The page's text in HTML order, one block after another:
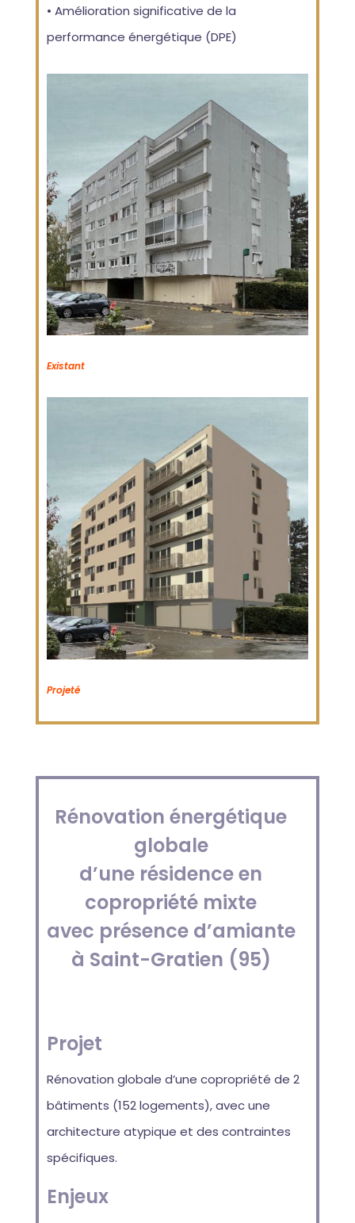
• Amélioration significative de la
performance énergétique (DPE)
Existant
Projeté
Rénovation énergétique
globale
d’une résidence en
copropriété mixte
avec présence d’amiante
à Saint-Gratien (95)
Projet
Rénovation globale d’une copropriété de 2
bâtiments (152 logements), avec une
architecture atypique et des contraintes
spécifiques.
Enjeux